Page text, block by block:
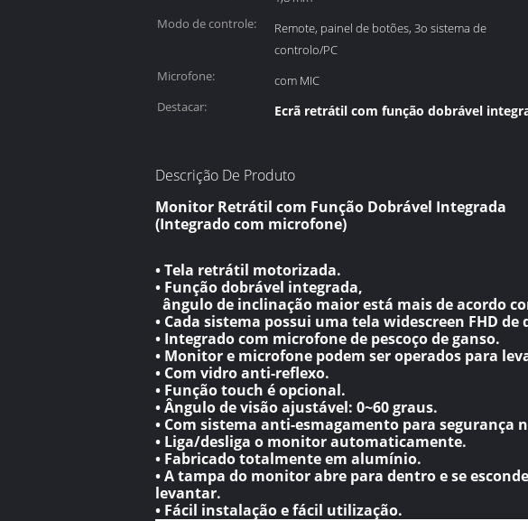
Modo de controle:
Remote, painel de botões, 3o sistema de
controlo/PC
Microfone: com MIC
Destacar:
Ecrã retrátil com função dobrável
Descrição De Produto
Monitor Retrátil com Função Dobrável Integrada
(Integrado com microfone)
• Tela retrátil motorizada.
• Função dobrável integrada,
ângulo de inclinação maior está mais de acordo
• Cada sistema possui uma tela widescreen FHD
• Integrado com microfone de pescoço de ganso.
• Monitor e microfone podem ser operados para
• Com vidro anti-reflexo.
• Função touch é opcional.
• Ângulo de visão ajustável: 0~60 graus.
• Com sistema anti-esmagamento para segurança
• Liga/desliga o monitor automaticamente.
• Fabricado totalmente em alumínio.
• A tampa do monitor abre para dentro e se
levantar.
• Fácil instalação e fácil utilização.